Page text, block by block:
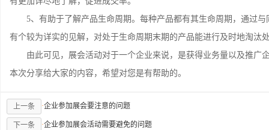
5、有助于了解产品生命周期。每种产品都有其生命周期，通过与
有个较为详实的见解，对处于生命周期末期的产品能进行及时地淘汰
由此可见，展会活动对于一个企业来说，是获得业务量以及推广
本次分享给大家的内容，希望对您是有帮助的。
上一条 ·企业参加展会要注意的问题
下一条 ·企业参加展会活动需要避免的问题